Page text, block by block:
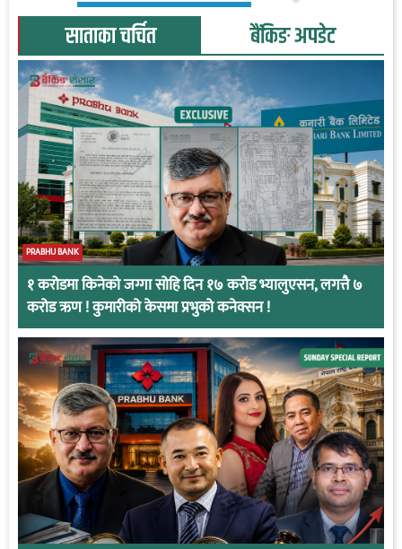
साताका चर्चित बैंकिङ अपडेट
PRABHU BANK
१ करोडमा किनेको जग्गा सोहि दिन १७ करोड भ्यालुएसन, लगत्तै ७
करोड ऋण ! कुमारीको केसमा प्रभुको कनेक्सन !